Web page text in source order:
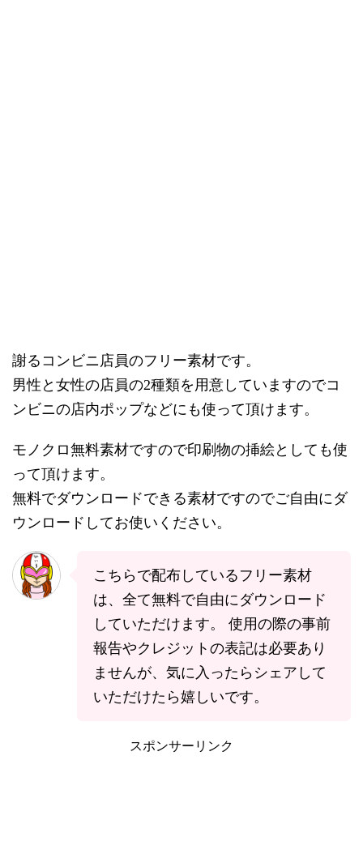
謝るコンビニ店員のフリー素材です。
男性と女性の店員の2種類を用意していますのでコ
ンビニの店内ポップなどにも使って頂けます。
モノクロ無料素材ですので印刷物の挿絵としても使
って頂けます。
無料でダウンロードできる素材ですのでご自由にダ
ウンロードしてお使いください。
こちらで配布しているフリー素材
は、全て無料で自由にダウンロード
していただけます。 使用の際の事前
報告やクレジットの表記は必要あり
ませんが、気に入ったらシェアして
いただけたら嬉しいです。
スポンサーリンク